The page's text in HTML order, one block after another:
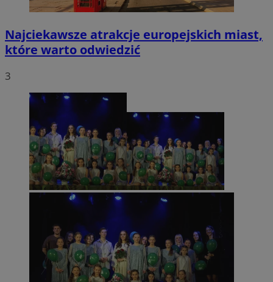
Najciekawsze atrakcje europejskich miast,
które warto odwiedzić
3